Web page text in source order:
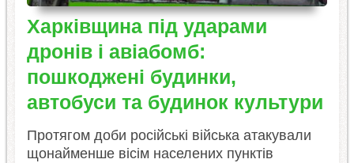
Харківщина під ударами
дронів і авіабомб:
пошкоджені будинки,
автобуси та будинок культури
Протягом доби російські війська атакували
щонайменше вісім населених пунктів